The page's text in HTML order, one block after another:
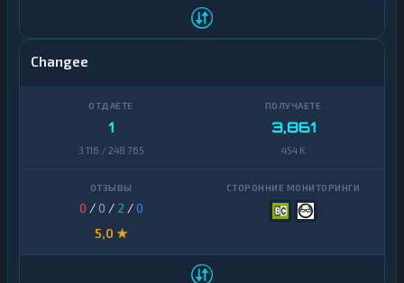
Changee
1
3 116 / 248 765
3,861
454 K
0 / 0 / 2 /0
5,0 ★